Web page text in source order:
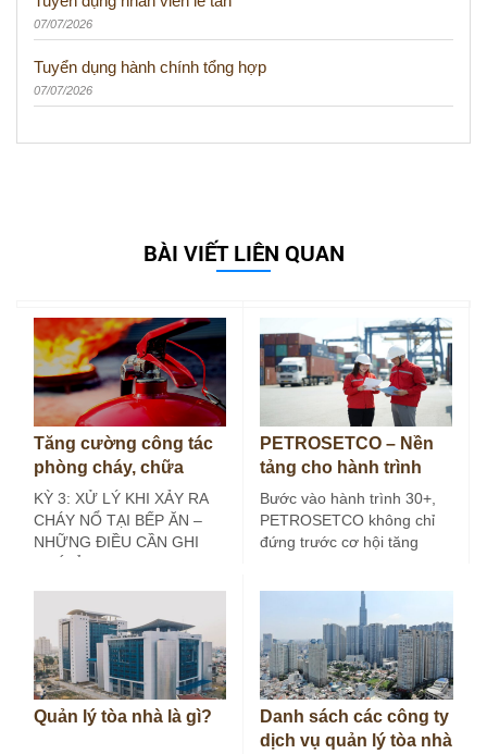
07/07/2026
Tuyển dụng hành chính tổng hợp
07/07/2026
BÀI VIẾT LIÊN QUAN
Tăng cường công tác
phòng cháy, chữa
cháy tại bếp ăn công
nghiệp (Kỳ 3)
KỲ 3: XỬ LÝ KHI XẢY RA
CHÁY NỔ TẠI BẾP ĂN –
NHỮNG ĐIỀU CẦN GHI
PETROSETCO – Nền
tảng cho hành trình
30+
Bước vào hành trình 30+,
PETROSETCO không chỉ
đứng trước cơ hội tăng
Quản lý tòa nhà là gì?
Danh sách các công ty
dịch vụ quản lý tòa nhà